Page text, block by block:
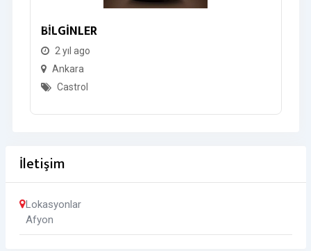
BİLGİNLER
2 yıl ago
Ankara
Castrol
İletişim
Lokasyonlar
Afyon